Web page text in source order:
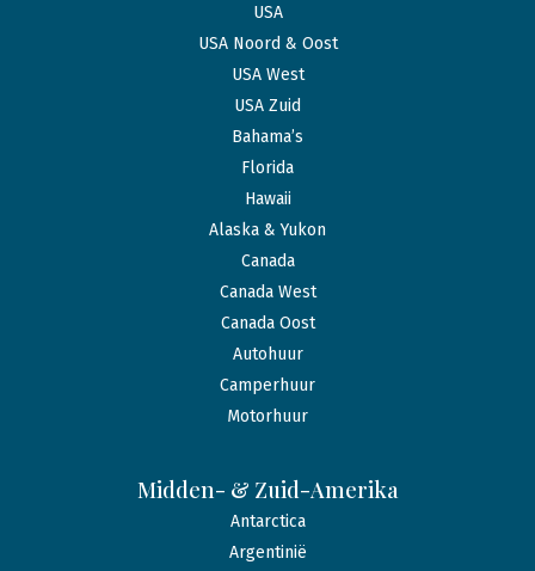
USA
USA Noord & Oost
USA West
USA Zuid
Bahama’s
Florida
Hawaii
Alaska & Yukon
Canada
Canada West
Canada Oost
Autohuur
Camperhuur
Motorhuur
Midden- & Zuid-Amerika
Antarctica
Argentinië